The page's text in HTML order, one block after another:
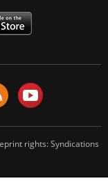
rights:Syndications